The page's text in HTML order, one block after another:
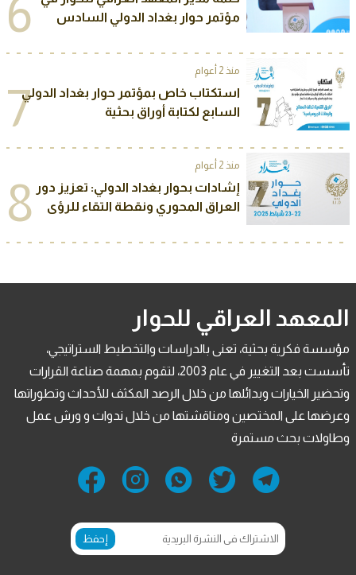
6
مؤتمر حوار بغداد الدولي السادس
منذ 2 أعوام
7استكتاب خاص بمؤتمر حوار بغداد الدولي
السابع لكتابة أوراق بحثية
منذ 2 أعوام
8 إشادات بحوار بغداد الدولي: تعزيز دور
العراق المحوري ونقطة التقاء للرؤى
المعهد العراقي للحوار
مؤسسة فكرية بحثية، تعنى بالدراسات والتخطيط الستراتيجي،
تأسست بعد التغيير في عام 2003، لتقوم بمهمة صناعة القرارات
وتحضير الخيارات وبدائلها من خلال الرصد المكثف للأحداث وتطوراتها
وعرضها على المختصين ومناقشتها من خلال ندوات و ورش عمل
وطاولات بحث مستمرة
إحفظ